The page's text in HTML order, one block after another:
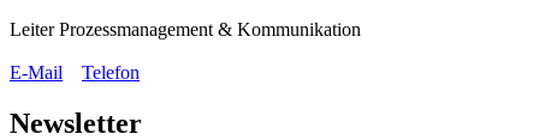
Leiter Prozessmanagement & Kommunikation
E-Mail Telefon
Newsletter